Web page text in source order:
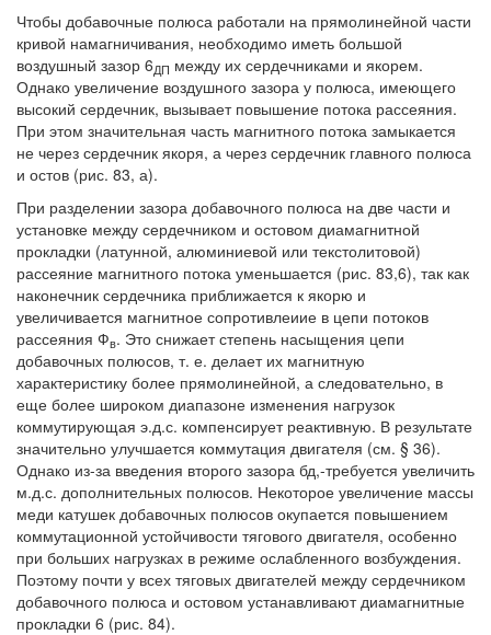
Чтобы добавочные полюса работали на прямолинейной части
кривой намагничивания, необходимо иметь большой
воздушный зазор 6ДП между их сердечниками и якорем.
Однако увеличение воздушного зазора у полюса, имеющего
высокий сердечник, вызывает повышение потока рассеяния.
При этом значительная часть магнитного потока замыкается
не через сердечник якоря, а через сердечник главного полюса
и остов (рис. 83, а).
При разделении зазора добавочного полюса на две части и
установке между сердечником и остовом диамагнитной
прокладки (латунной, алюминиевой или текстолитовой)
рассеяние магнитного потока уменьшается (рис. 83,6), так как
наконечник сердечника приближается к якорю и
увеличивается магнитное сопротивлеиие в цепи потоков
рассеяния Фв. Это снижает степень насыщения цепи
добавочных полюсов, т. е. делает их магнитную
характеристику более прямолинейной, а следовательно, в
еще более широком диапазоне изменения нагрузок
коммутирующая э.д.с. компенсирует реактивную. В результате
значительно улучшается коммутация двигателя (см. § 36).
Однако из-за введения второго зазора бд,-требуется увеличить
м.д.с. дополнительных полюсов. Некоторое увеличение массы
меди катушек добавочных полюсов окупается повышением
коммутационной устойчивости тягового двигателя, особенно
при больших нагрузках в режиме ослабленного возбуждения.
Поэтому почти у всех тяговых двигателей между сердечником
добавочного полюса и остовом устанавливают диамагнитные
прокладки 6 (рис. 84).